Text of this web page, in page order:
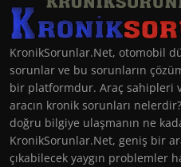
KronikSorunlar.Net, otomobil
sorunlar ve bu sorunların
bir platformdur. Araç sahipleri
aracın kronik sorunları
doğru bilgiye ulaşmanın ne
KronikSorunlar.Net, geniş bir
çıkabilecek yaygın problemler